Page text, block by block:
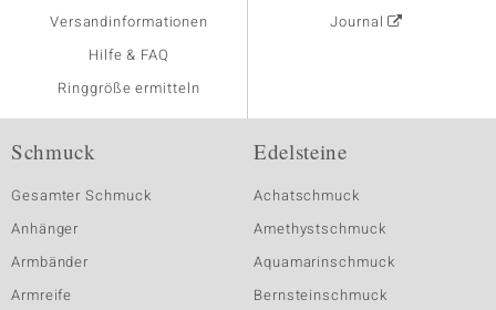
Versandinformationen
Hilfe & FAQ
Ringgröße ermitteln
Journal
Schmuck
Gesamter Schmuck
Anhänger
Armbänder
Armreife
Edelsteine
Achatschmuck
Amethystschmuck
Aquamarinschmuck
Bernsteinschmuck